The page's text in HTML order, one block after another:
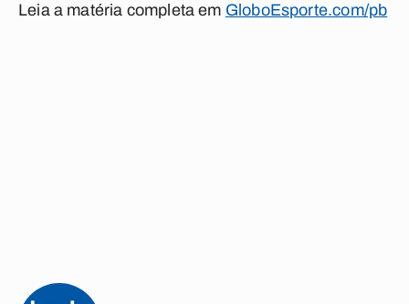
Leia a matéria completa em GloboEsporte.com/pb